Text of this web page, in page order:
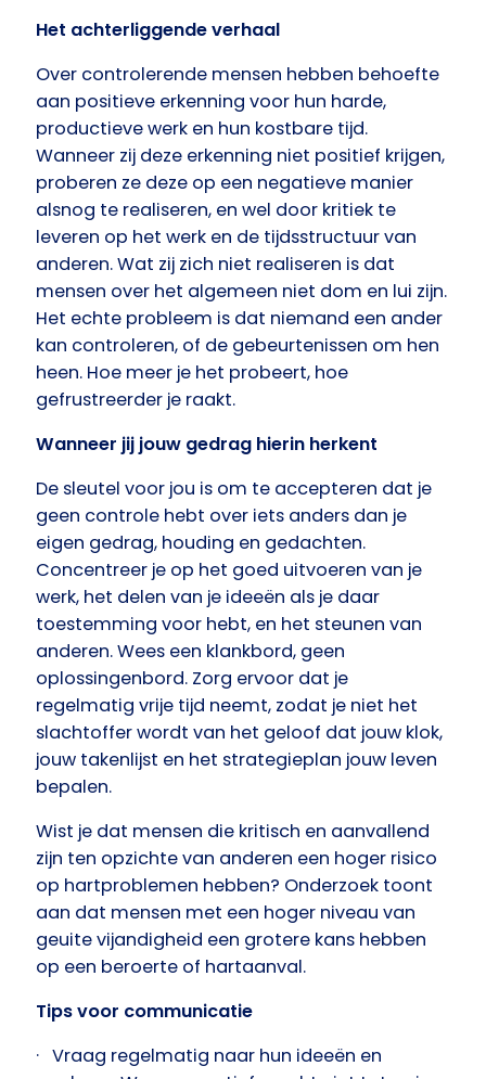
Het achterliggende verhaal
Over controlerende mensen hebben behoefte
aan positieve erkenning voor hun harde,
productieve werk en hun kostbare tijd.
Wanneer zij deze erkenning niet positief krijgen,
proberen ze deze op een negatieve manier
alsnog te realiseren, en wel door kritiek te
leveren op het werk en de tijdsstructuur van
anderen. Wat zij zich niet realiseren is dat
mensen over het algemeen niet dom en lui zijn.
Het echte probleem is dat niemand een ander
kan controleren, of de gebeurtenissen om hen
heen. Hoe meer je het probeert, hoe
gefrustreerder je raakt.
Wanneer jij jouw gedrag hierin herkent
De sleutel voor jou is om te accepteren dat je
geen controle hebt over iets anders dan je
eigen gedrag, houding en gedachten.
Concentreer je op het goed uitvoeren van je
werk, het delen van je ideeën als je daar
toestemming voor hebt, en het steunen van
anderen. Wees een klankbord, geen
oplossingenbord. Zorg ervoor dat je
regelmatig vrije tijd neemt, zodat je niet het
slachtoffer wordt van het geloof dat jouw klok,
jouw takenlijst en het strategieplan jouw leven
bepalen.
Wist je dat mensen die kritisch en aanvallend
zijn ten opzichte van anderen een hoger risico
op hartproblemen hebben? Onderzoek toont
aan dat mensen met een hoger niveau van
geuite vijandigheid een grotere kans hebben
op een beroerte of hartaanval.
Tips voor communicatie
· Vraag regelmatig naar hun ideeën en